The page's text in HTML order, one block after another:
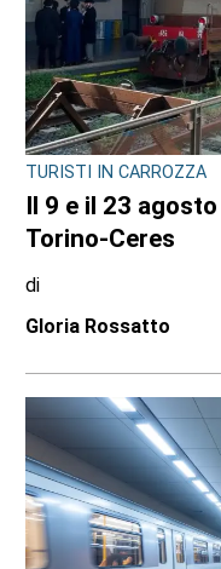
TURISTI IN CARROZZA
Il 9 e il 23
Torino-Ceres
di
Gloria Rossatto